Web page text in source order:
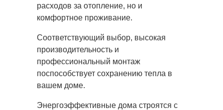
расходов за отопление, но и
комфортное проживание.
Соответствующий выбор, высокая
производительность и
профессиональный монтаж
поспособствует сохранению тепла в
вашем доме.
Энергоэффективные дома строятся с